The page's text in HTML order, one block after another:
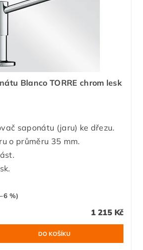
Blanco TORRE chrom lesk
saponátu (jaru) ke dřezu.
o průměru 35 mm.
%)
1 215 Kč